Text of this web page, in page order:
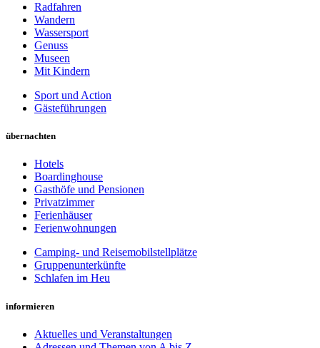
Radfahren
Wandern
Wassersport
Genuss
Museen
Mit Kindern
Sport und Action
Gästeführungen
übernachten
Hotels
Boardinghouse
Gasthöfe und Pensionen
Privatzimmer
Ferienhäuser
Ferienwohnungen
Camping- und Reisemobilstellplätze
Gruppenunterkünfte
Schlafen im Heu
informieren
Aktuelles und Veranstaltungen